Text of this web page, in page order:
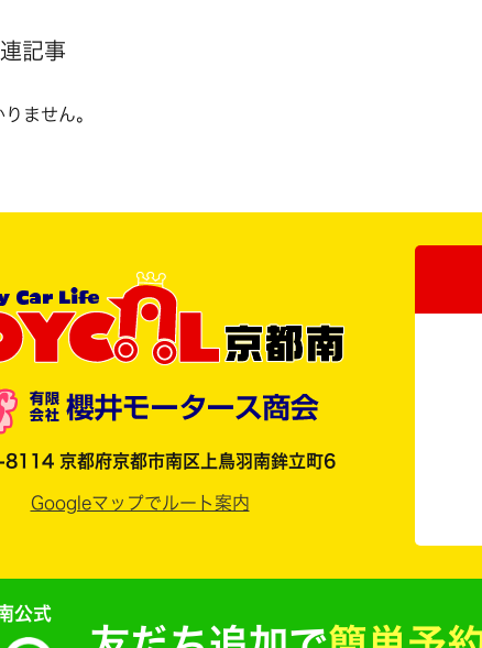
記事
ません。
京都府京都市南区上鳥羽南鉾立町6
Googleマップでルート案内
公式